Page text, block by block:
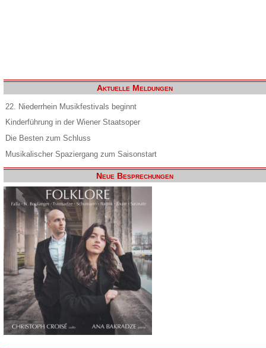
Aktuelle Meldungen
22. Niederrhein Musikfestivals beginnt
Kinderführung in der Wiener Staatsoper
Die Besten zum Schluss
Musikalischer Spaziergang zum Saisonstart
Neue Besprechungen